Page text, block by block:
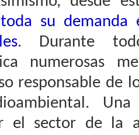
su demanda
. Durante
numerosas
responsable de
el sector de la